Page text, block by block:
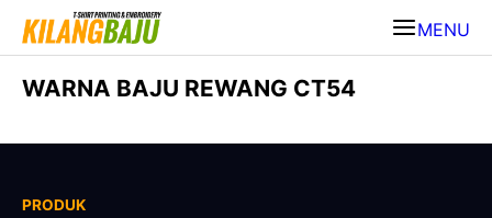
MENU
WARNA BAJU REWANG CT54
PRODUK